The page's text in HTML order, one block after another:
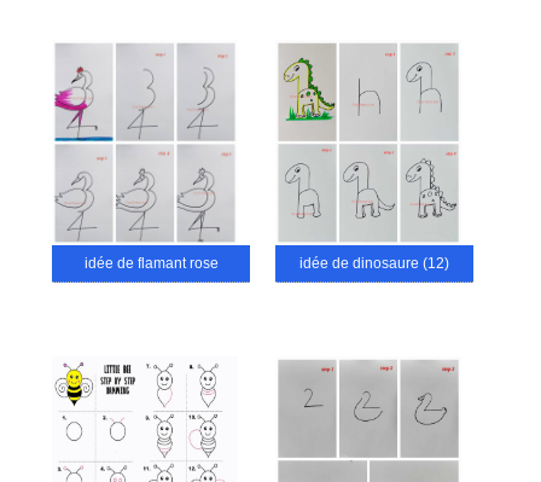
idée de flamant rose idée de dinosaure (12)